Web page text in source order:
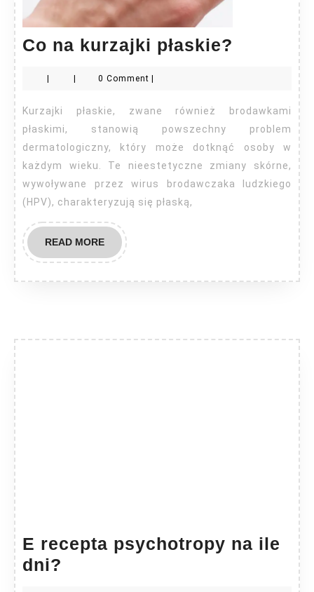
Co na kurzajki płaskie?
kurzajki
płaskie?
| | 0 Comment |
Kurzajki płaskie, zwane również brodawkami
płaskimi, stanowią powszechny problem
dermatologiczny, który może dotknąć osoby w
każdym wieku. Te nieestetyczne zmiany skórne,
wywoływane przez wirus brodawczaka ludzkiego
(HPV), charakteryzują się płaską,
READ MOREREAD
MORE
E recepta psychotropy na ile
dni?